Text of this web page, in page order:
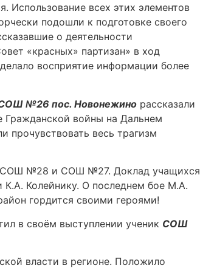
Использование всех этих элементов
подошли к подготовке своего
о деятельности
«красных» партизан» в ход
восприятие информации более
№26 пос. Новонежино рассказали
войны на Дальнем
прочувствовать весь трагизм
СОШ №28 и СОШ №27. Доклад учащихся
Колейнику. О последнем бое М.А.
гордится своими героями!
в своём выступлении ученик СОШ
власти в регионе. Положило